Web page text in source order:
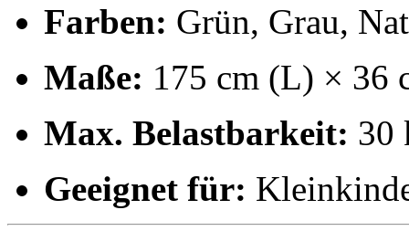
Farben: Grün, Grau,
Maße: 175 cm (L) × 36
Max. Belastbarkeit: 30
Geeignet für: